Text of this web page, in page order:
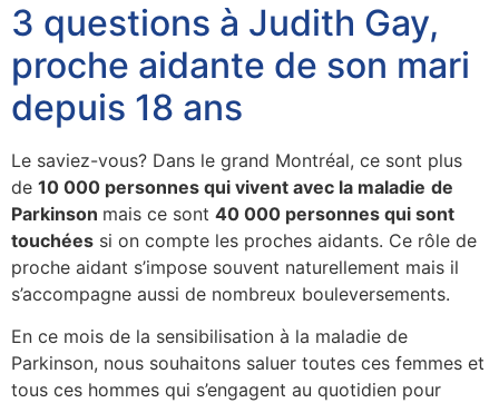
3 questions à Judith Gay,
proche aidante de son mari
depuis 18 ans
Le saviez-vous? Dans le grand Montréal, ce sont plus
de 10 000 personnes qui vivent avec la maladie de
Parkinson mais ce sont 40 000 personnes qui sont
touchées si on compte les proches aidants. Ce rôle de
proche aidant s’impose souvent naturellement mais il
s’accompagne aussi de nombreux bouleversements.
En ce mois de la sensibilisation à la maladie de
Parkinson, nous souhaitons saluer toutes ces femmes et
tous ces hommes qui s’engagent au quotidien pour